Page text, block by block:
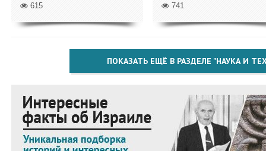
615 741
ПОКАЗАТЬ ЕЩЁ В РАЗДЕЛЕ "НАУКА И